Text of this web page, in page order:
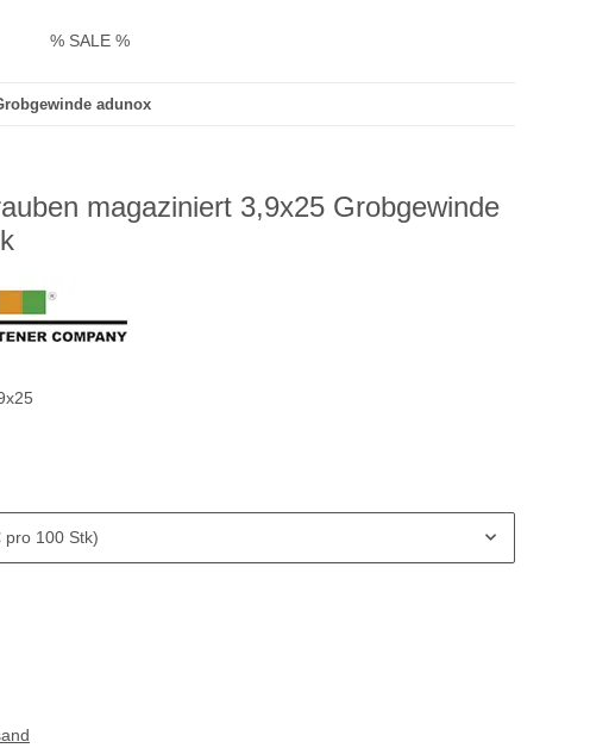
% SALE %
adunox
magaziniert 3,9x25 Grobgewinde
pro 100 Stk)